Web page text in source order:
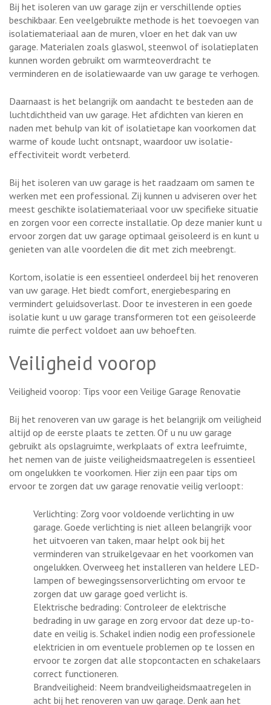
Bij het isoleren van uw garage zijn er verschillende opties
beschikbaar. Een veelgebruikte methode is het toevoegen van
isolatiemateriaal aan de muren, vloer en het dak van uw
garage. Materialen zoals glaswol, steenwol of isolatieplaten
kunnen worden gebruikt om warmteoverdracht te
verminderen en de isolatiewaarde van uw garage te verhogen.
Daarnaast is het belangrijk om aandacht te besteden aan de
luchtdichtheid van uw garage. Het afdichten van kieren en
naden met behulp van kit of isolatietape kan voorkomen dat
warme of koude lucht ontsnapt, waardoor uw isolatie-
effectiviteit wordt verbeterd.
Bij het isoleren van uw garage is het raadzaam om samen te
werken met een professional. Zij kunnen u adviseren over het
meest geschikte isolatiemateriaal voor uw specifieke situatie
en zorgen voor een correcte installatie. Op deze manier kunt u
ervoor zorgen dat uw garage optimaal geïsoleerd is en kunt u
genieten van alle voordelen die dit met zich meebrengt.
Kortom, isolatie is een essentieel onderdeel bij het renoveren
van uw garage. Het biedt comfort, energiebesparing en
vermindert geluidsoverlast. Door te investeren in een goede
isolatie kunt u uw garage transformeren tot een geïsoleerde
ruimte die perfect voldoet aan uw behoeften.
Veiligheid voorop
Veiligheid voorop: Tips voor een Veilige Garage Renovatie
Bij het renoveren van uw garage is het belangrijk om veiligheid
altijd op de eerste plaats te zetten. Of u nu uw garage
gebruikt als opslagruimte, werkplaats of extra leefruimte,
het nemen van de juiste veiligheidsmaatregelen is essentieel
om ongelukken te voorkomen. Hier zijn een paar tips om
ervoor te zorgen dat uw garage renovatie veilig verloopt:
Verlichting: Zorg voor voldoende verlichting in uw
garage. Goede verlichting is niet alleen belangrijk voor
het uitvoeren van taken, maar helpt ook bij het
verminderen van struikelgevaar en het voorkomen van
ongelukken. Overweeg het installeren van heldere LED-
lampen of bewegingssensorverlichting om ervoor te
zorgen dat uw garage goed verlicht is.
Elektrische bedrading: Controleer de elektrische
bedrading in uw garage en zorg ervoor dat deze up-to-
date en veilig is. Schakel indien nodig een professionele
elektricien in om eventuele problemen op te lossen en
ervoor te zorgen dat alle stopcontacten en schakelaars
correct functioneren.
Brandveiligheid: Neem brandveiligheidsmaatregelen in
acht bij het renoveren van uw garage. Denk aan het